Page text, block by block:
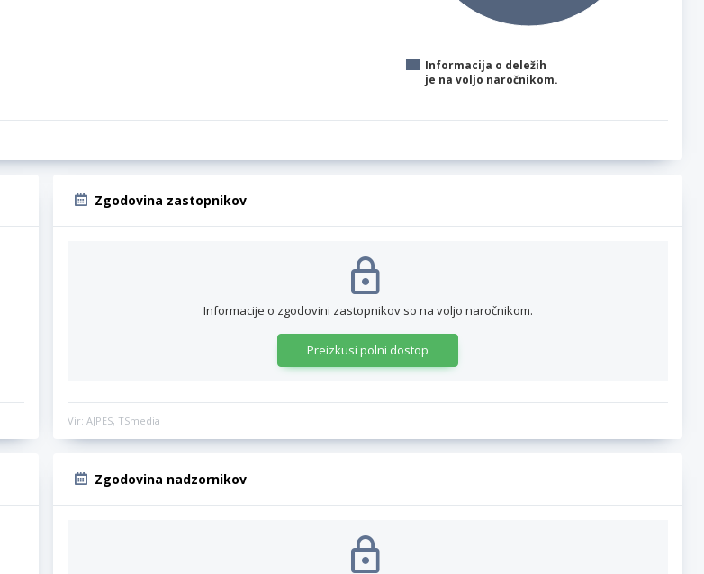
Informacija o deležih
je na voljo naročnikom.
Zgodovina zastopnikov
Informacije o zgodovini zastopnikov so na voljo naročnikom.
Preizkusi polni dostop
Vir: AJPES, TSmedia
Zgodovina nadzornikov